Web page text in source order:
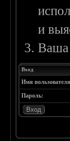
и
Ваша
Вход
Имя
Пароль: